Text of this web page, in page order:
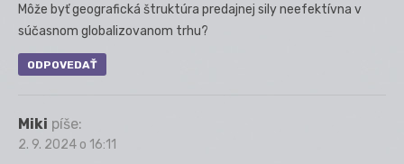
Môže byť geografická štruktúra predajnej sily neefektívna v
súčasnom globalizovanom trhu?
ODPOVEDAŤ
Miki píše:
2. 9. 2024 o 16:11